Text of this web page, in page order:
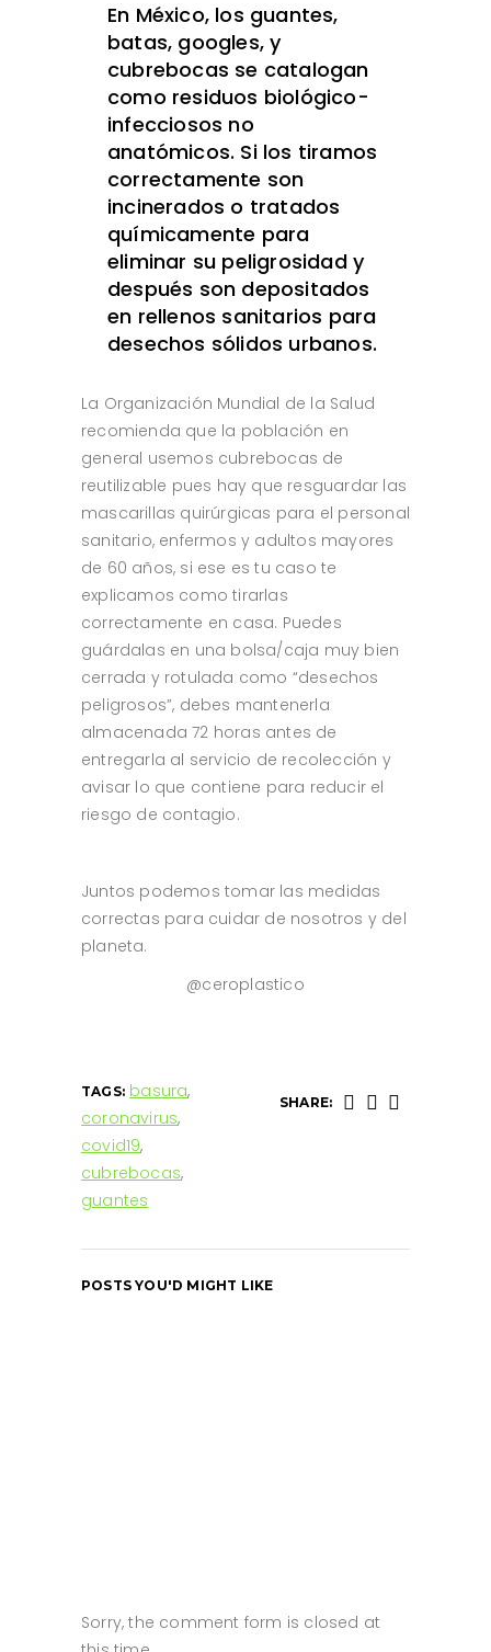
En México, los guantes,
batas, googles, y
cubrebocas se catalogan
como residuos biológico-
infecciosos no
anatómicos. Si los tiramos
correctamente son
incinerados o tratados
químicamente para
eliminar su peligrosidad y
después son depositados
en rellenos sanitarios para
desechos sólidos urbanos.
La Organización Mundial de la Salud
recomienda que la población en
general usemos cubrebocas de
reutilizable pues hay que resguardar las
mascarillas quirúrgicas para el personal
sanitario, enfermos y adultos mayores
de 60 años, si ese es tu caso te
explicamos como tirarlas
correctamente en casa. Puedes
guárdalas en una bolsa/caja muy bien
cerrada y rotulada como “desechos
peligrosos”, debes mantenerla
almacenada 72 horas antes de
entregarla al servicio de recolección y
avisar lo que contiene para reducir el
riesgo de contagio.
Juntos podemos tomar las medidas
correctas para cuidar de nosotros y del
planeta.
@ceroplastico
TAGS: basura,
coronavirus,
covid19,
cubrebocas,
guantes
SHARE:
POSTS YOU'D MIGHT LIKE
Sorry, the comment form is closed at